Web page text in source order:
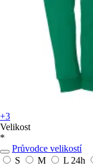
+3
Velikost
*
Průvodce velikostí
S
M L 24h